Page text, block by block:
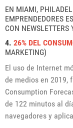
EN MIAMI,
EMPRENDEDORES
CON NEWSLETTERS
4. 26% DEL
MARKETING)
El uso de Internet
de medios en 2019,
Consumption
de 122 minutos al
navegadores y